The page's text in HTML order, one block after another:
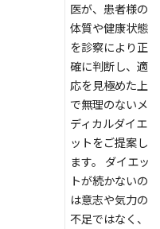
医が、患者様の
体質や健康状態
を診察により正
確に判断し、適
応を見極めた上
で無理のないメ
ディカルダイエ
ットをご提案し
ます。 ダイエッ
トが続かないの
は意志や気力の
不足ではなく、